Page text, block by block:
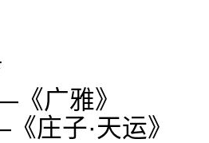
广雅》
庄子·天运》